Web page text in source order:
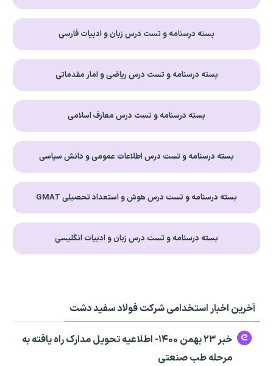
بسته درسنامه و تست درس زبان و ادبیات فارسی
بسته درسنامه و تست درس ریاضی و آمار مقدماتی
بسته درسنامه و تست درس معارف اسلامی
بسته درسنامه و تست درس اطلاعات عمومی و دانش سیاسی
بسته درسنامه و تست درس هوش و استعداد تحصیلی GMAT
بسته درسنامه و تست درس زبان و ادبیات انگلیسی
آخرین اخبار استخدامی شرکت فولاد سفید دشت
خبر ۲۳ بهمن ۱۴۰۰- اطلاعیه تحویل مدارک راه یافته به
مرحله طب صنعتی